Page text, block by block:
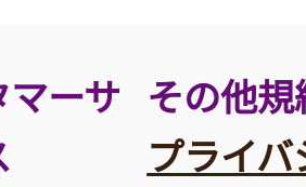
ーサ その他規
プライ